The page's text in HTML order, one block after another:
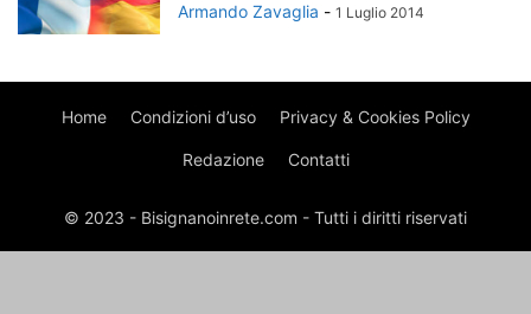
Armando Zavaglia - 1 Luglio 2014
Home Condizioni d’uso Privacy & Cookies Policy
Redazione Contatti
© 2023 - Bisignanoinrete.com - Tutti i diritti riservati